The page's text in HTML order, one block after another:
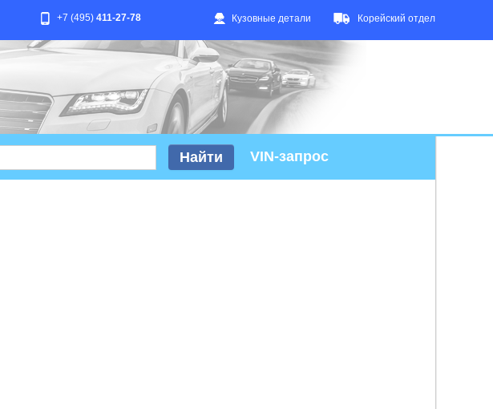
Кузовные детали Корейский отдел
+7 (495) 411-27-78
VIN-запрос